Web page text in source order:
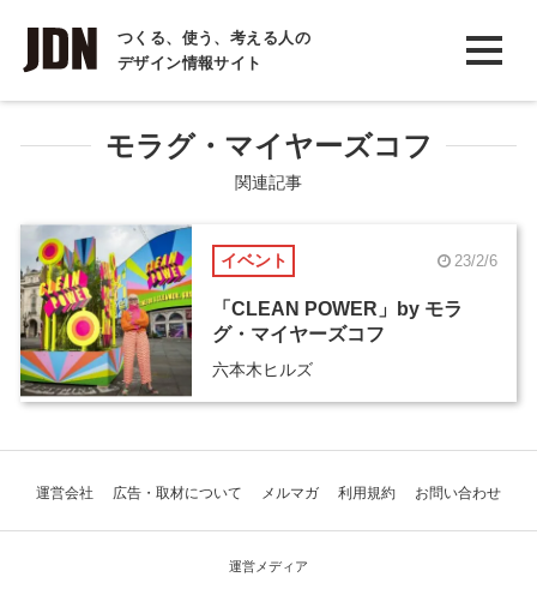
つくる、使う、考える人の
デザイン情報サイト
INTERVIEW
インタビュー
REPORT
COLUMN
コラム
モラグ・マイヤーズコフ
関連記事
イベント 23/2/6
「CLEAN POWER」by モラ
グ・マイヤーズコフ
六本木ヒルズ
運営会社 広告・取材について メルマガ 利用規約 お問い合わせ
運営メディア